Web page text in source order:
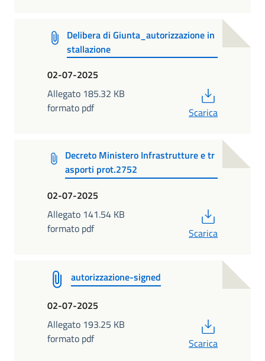
Delibera di Giunta_autorizzazione in
stallazione
02-07-2025
Allegato 185.32 KB
formato pdf
Scarica
Decreto Ministero Infrastrutture e tr
asporti prot.2752
02-07-2025
Allegato 141.54 KB
formato pdf
Scarica
autorizzazione-signed
02-07-2025
Allegato 193.25 KB
formato pdf
Scarica